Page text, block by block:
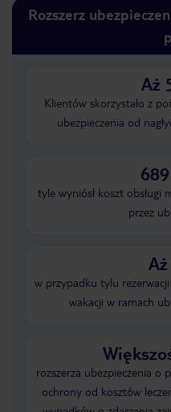
Rozszerz
Aż
Klientów skorzystało z
ubezpieczenia od
tyle wyniósł koszt obsługi
przez
w przypadku tylu
wakacji w ramach
rozszerza ubezpieczenia o
ochrony od kosztów